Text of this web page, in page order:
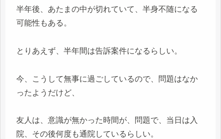
半年後、あたまの中が切れていて、半身不随になる
可能性もある。
とりあえず、半年間は告訴案件になるらしい。
今、こうして無事に過ごしているので、問題はなか
ったようだけど、
友人は、意識が無かった時間が、問題で、当日は入
院、その後何度も通院しているらしい。